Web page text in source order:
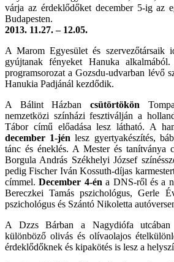
várja az érdeklődőket december 5-ig az
Budapesten.
2013. 11.27. – 12.05.
A Marom Egyesület és szervezőtársaik
gyújtanak fényeket Hanuka
programsorozat a Gozsdu-udvarban lévő
Hanukia Padjánál kezdődik.
A Bálint Házbancsütörtökön
nemzetközi színházi fesztiválján a
Tábor című előadása lesz látható. A
december 1-jén lesz gyertyakészítés,
tánc és éneklés. A Mester és tanítványa
Borgula András Székhelyi József
pedig Fischer Iván Kossuth-díjas
címmel.December 4-éna DNS-ről és a
Bereczkei Tamás pszichológus, Gerle
pszichológus és Szántó Nikoletta
A Dzzs Bárban a Nagydiófa
különböző olivás és olívaolajos
érdeklődőknek és kipakötés is lesz a